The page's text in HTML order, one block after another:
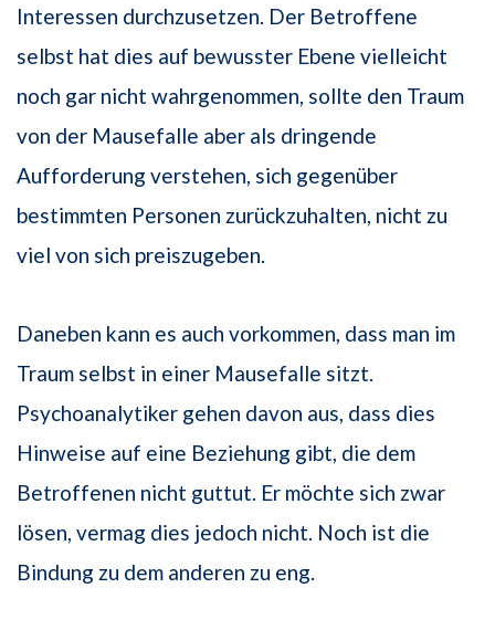
Interessen durchzusetzen. Der Betroffene
selbst hat dies auf bewusster Ebene vielleicht
noch gar nicht wahrgenommen, sollte den Traum
von der Mausefalle aber als dringende
Aufforderung verstehen, sich gegenüber
bestimmten Personen zurückzuhalten, nicht zu
viel von sich preiszugeben.
Daneben kann es auch vorkommen, dass man im
Traum selbst in einer Mausefalle sitzt.
Psychoanalytiker gehen davon aus, dass dies
Hinweise auf eine Beziehung gibt, die dem
Betroffenen nicht guttut. Er möchte sich zwar
lösen, vermag dies jedoch nicht. Noch ist die
Bindung zu dem anderen zu eng.